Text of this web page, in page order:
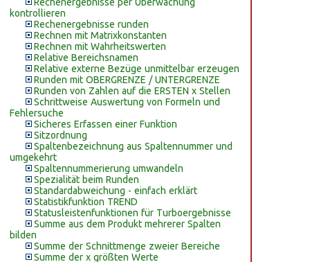
kontrollieren
Rechenergebnisse runden
Rechnen mit Matrixkonstanten
Rechnen mit Wahrheitswerten
Relative Bereichsnamen
Relative externe Bezüge unmittelbar erzeugen
Runden mit OBERGRENZE / UNTERGRENZE
Runden von Zahlen auf die ERSTEN x Stellen
Schrittweise Auswertung von Formeln und
Fehlersuche
Sicheres Erfassen einer Funktion
Sitzordnung
Spaltenbezeichnung aus Spaltennummer und
umgekehrt
Spaltennummerierung umwandeln
Spezialität beim Runden
Standardabweichung - einfach erklärt
Statistikfunktion TREND
Statusleistenfunktionen für Turboergebnisse
Summe aus dem Produkt mehrerer Spalten
bilden
Summe der Schnittmenge zweier Bereiche
Summe der x größten Werte